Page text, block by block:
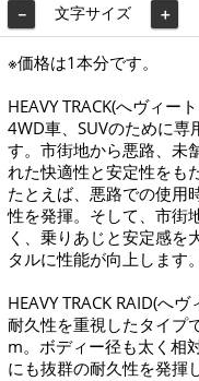
－ 文字サイズ ＋
※価格は1本分です。
HEAVY TRACK(へヴィー
4WD車、SUVのために
す。市街地から悪路、未
れた快適性と安定性をも
たとえば、悪路での使用
性を発揮。そして、市街
く、乗りあじと安定感を
タルに性能が向上します。
HEAVY TRACK RAID(へ
耐久性を重視したタイプ
m。ボディー径も太く相
にも抜群の耐久性を発揮